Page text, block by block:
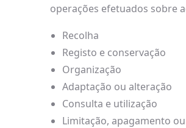
operações efetuados sobre
Recolha
Registo e conservação
Organização
Adaptação ou alteração
Consulta e utilização
Limitação, apagamento